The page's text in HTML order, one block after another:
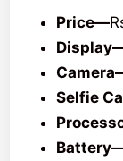
Price—
Selfie